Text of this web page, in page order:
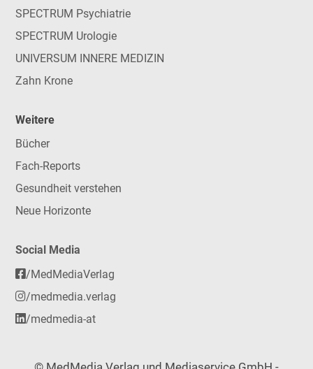
SPECTRUM Psychiatrie
SPECTRUM Urologie
UNIVERSUM INNERE MEDIZIN
Zahn Krone
Weitere
Bücher
Fach-Reports
Gesundheit verstehen
Neue Horizonte
Social Media
/MedMediaVerlag
/medmedia.verlag
/medmedia-at